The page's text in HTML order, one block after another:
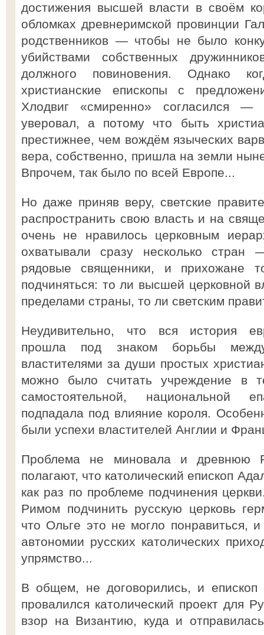
достижения высшей власти в своём
обломках древнеримской провинции
родственников — чтобы не было
убийствами собственных
должного повиновения. Однако
христианские епископы с
Хлодвиг «смиренно» согласился
уверовал, а потому что быть
престижнее, чем вождём языческих
вера, собственно, пришла на земли
Впрочем, так было по всей Европе...
Но даже приняв веру, светские
распространить свою власть и на
очень не нравилось церковным
охватывали сразу несколько
рядовые священники, и прихожане
подчиняться: то ли высшей церковной
пределами страны, то ли светским
Неудивительно, что вся история
прошла под знаком борьбы
властителями за души простых
можно было считать учреждение в
самостоятельной, национальной
подпадала под влияние короля.
были успехи властителей Англии и
Проблема не миновала и древнюю
полагают, что католический епископ
как раз по проблеме подчинения
Римом подчинить русскую церковь
что Ольге это не могло понравиться,
автономии русских католических
упрямство...
В общем, не договорились, и
провалился католический проект для
взор на Византию, куда и